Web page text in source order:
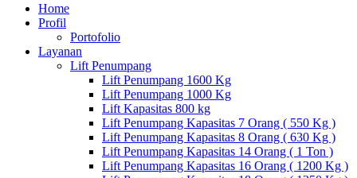
Home
Profil
Portofolio
Layanan
Lift Penumpang
Lift Penumpang 1600 Kg
Lift Penumpang 1000 Kg
Lift Kapasitas 800 kg
Lift Penumpang Kapasitas 7 Orang ( 550 Kg )
Lift Penumpang Kapasitas 8 Orang ( 630 Kg )
Lift Penumpang Kapasitas 14 Orang ( 1 Ton )
Lift Penumpang Kapasitas 16 Orang ( 1200 Kg )